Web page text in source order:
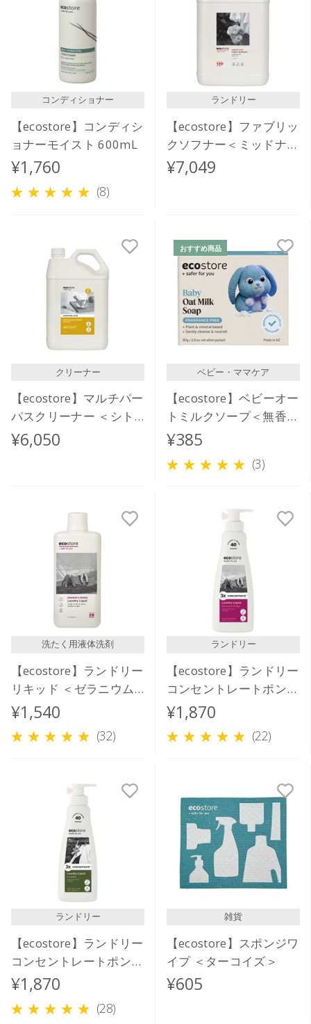
コンディショナー
【ecostore】コンディシ
ョナーモイスト 600mL
¥1,760
(8)
ランドリー
【ecostore】ファブリッ
クソフナー＜ミッドナイ
トローズ＞5L
¥7,049
クリーナー
【ecostore】マルチパー
パスクリーナー ＜シト
ラス＞ 5L
¥6,050
おすすめ商品
ベビー・ママケア
【ecostore】ベビーオー
トミルクソープ＜無香料
＞
¥385
(3)
洗たく用液体洗剤
【ecostore】ランドリー
リキッド ＜ゼラニウム
＆オレンジ＞1L
¥1,540
(32)
ランドリー
【ecostore】ランドリー
コンセントレートポンプ
＜ゼラニウム＆オレンジ
＞ 480mL
¥1,870
(22)
ランドリー
【ecostore】ランドリー
コンセントレートポンプ
＜ユーカリ＞ 480mL
¥1,870
(28)
雑貨
【ecostore】スポンジワ
イプ ＜ターコイズ＞
¥605